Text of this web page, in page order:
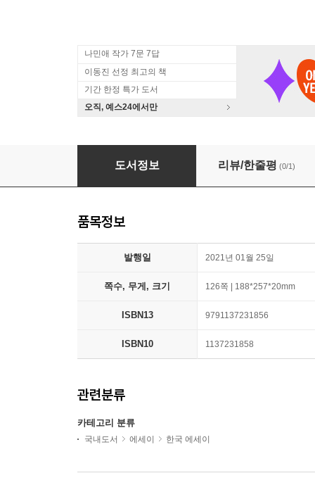
나민애 작가 7문 7답
이동진 선정 최고의 책
기간 한정 특가 도서
오직, 예스24에서만
퇴근 후 글쓰기
도서정보 리뷰/한줄평 (0/1)
품목정보
발행일 2021년 01월 25일
쪽수, 무게, 크기 126쪽 | 188*257*20mm
ISBN13 9791137231856
ISBN10 1137231858
관련분류
카테고리 분류
국내도서 에세이 한국 에세이